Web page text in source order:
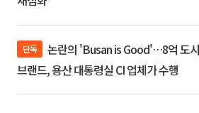
단독
브랜드, 용산 대통령실 CI 업체가 수행